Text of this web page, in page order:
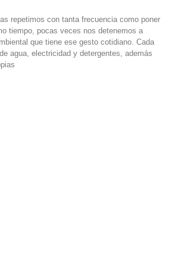
repetimos con tanta frecuencia como poner
tiempo, pocas veces nos detenemos a
que tiene ese gesto cotidiano. Cada
agua, electricidad y detergentes, además